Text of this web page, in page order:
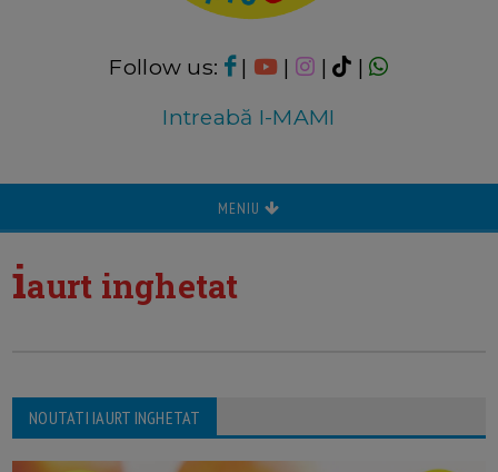
Follow us: | | |
|
Intreabă I-MAMI
MENIU
iaurt inghetat
NOUTATI IAURT INGHETAT